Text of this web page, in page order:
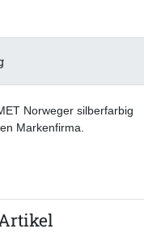
Norweger silberfarbig
Markenfirma.